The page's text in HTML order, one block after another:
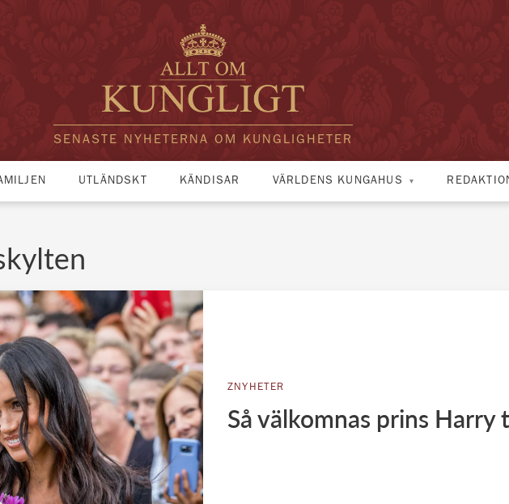
SENASTE NYHETERNA OM KUNGLIGHETER
UTLÄNDSKT KÄNDISAR VÄRLDENS KUNGAHUS
ZNYHETER
Så välkomnas prins Harry